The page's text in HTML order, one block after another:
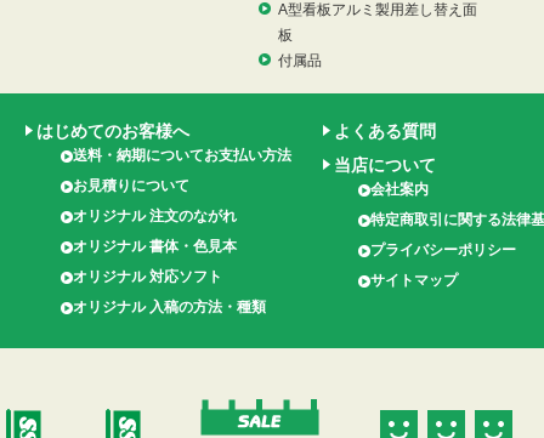
A型看板アルミ製用差し替え面
板
付属品
はじめてのお客様へ
送料・納期についてお支払い方法
お見積りについて
オリジナル 注文のながれ
オリジナル 書体・色見本
オリジナル 対応ソフト
オリジナル 入稿の方法・種類
よくある質問
当店について
会社案内
特定商取引に関する法律
プライバシーポリシー
サイトマップ